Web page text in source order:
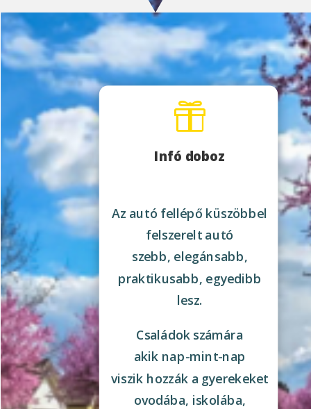

Infó doboz
Az autó fellépő küszöbbel
felszerelt autó
szebb, elegánsabb,
praktikusabb, egyedibb
lesz.
Családok számára
akik nap-mint-nap
viszik hozzák a gyerekeket
ovodába, iskolába,